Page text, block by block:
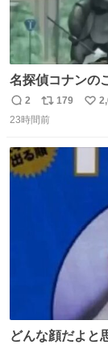
名探偵コナンの
う魔力あるのよ
返
信
2
リ
ポ
ト
数
179
い
23時間前
どんな顔だよと